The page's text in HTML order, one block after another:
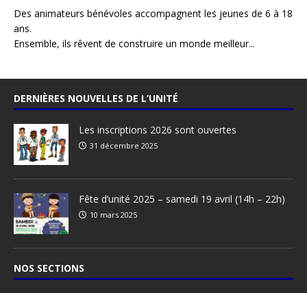
Des animateurs bénévoles accompagnent les jeunes de 6 à 18
ans.
Ensemble, ils rêvent de construire un monde meilleur...
DERNIÈRES NOUVELLES DE L’UNITÉ
Les inscriptions 2026 sont ouvertes
31 décembre 2025
Fête d’unité 2025 – samedi 19 avril (14h – 22h)
10 mars 2025
NOS SECTIONS